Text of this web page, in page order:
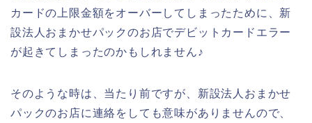
カードの上限金額をオーバーしてしまったために、新
設法人おまかせパックのお店でデビットカードエラー
が起きてしまったのかもしれません♪
そのような時は、当たり前ですが、新設法人おまかせ
パックのお店に連絡をしても意味がありませんので、